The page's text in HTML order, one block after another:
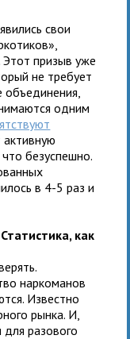
свои
Этот призыв уже
не требует
объединения,
одним
активную
безуспешно.
в 4-5 раз и
как
наркоманов
Известно
рынка. И,
разового